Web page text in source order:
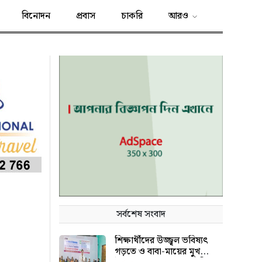
বিনোদন প্রবাস চাকরি আরও
সর্বশেষ সংবাদ
শিক্ষার্থীদের উজ্জ্বল ভবিষ্যৎ
গড়তে ও বাবা-মায়ের মুখ